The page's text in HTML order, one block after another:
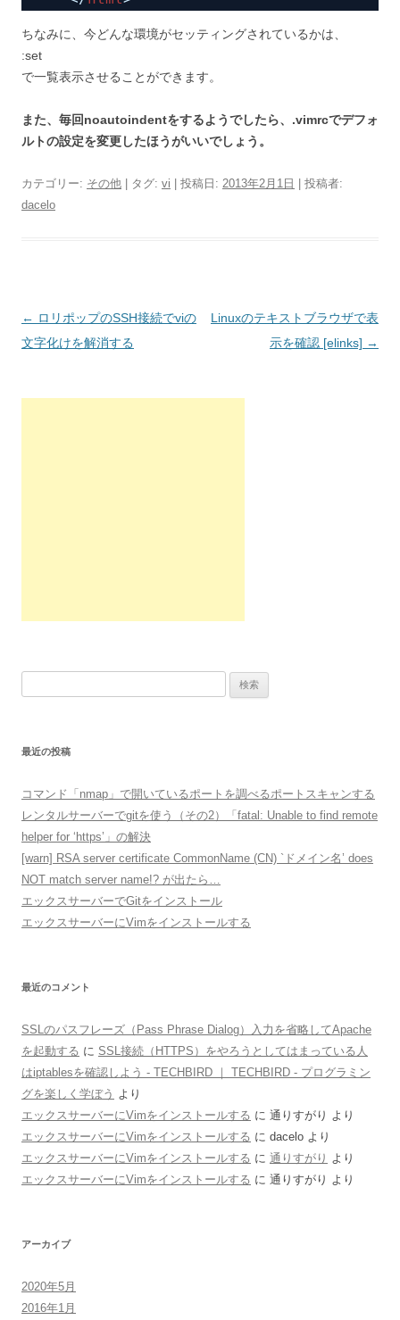
ちなみに、今どんな環境がセッティングされているかは、
:set
で一覧表示させることができます。
また、毎回noautoindentをするようでしたら、.vimrcでデフォ
ルトの設定を変更したほうがいいでしょう。
カテゴリー: その他 | タグ: vi | 投稿日: 2013年2月1日
投稿者:
dacelo
投
稿
← ロリポップのSSH接続でviの
文字化けを解消する
Linuxのテキストブラウザで表
示を確認 [elinks] →
最近の投稿
コマンド「nmap」で開いているポートを調べるポートスキャンする
レンタルサーバーでgitを使う（その2）「fatal: Unable to find remote
helper for ‘https’」の解決
[warn] RSA server certificate CommonName (CN) `ドメイン名’ does
NOT match server name!? が出たら…
エックスサーバーでGitをインストール
エックスサーバーにVimをインストールする
最近のコメント
SSLのパスフレーズ（Pass Phrase Dialog）入力を省略してApache
を起動する に SSL接続（HTTPS）をやろうとしてはまっている人
はiptablesを確認しよう - TECHBIRD ｜ TECHBIRD - プログラミン
グを楽しく学ぼう より
エックスサーバーにVimをインストールする に 通りすがり より
エックスサーバーにVimをインストールする に dacelo より
エックスサーバーにVimをインストールする に 通りすがり より
エックスサーバーにVimをインストールする に 通りすがり より
アーカイブ
2020年5月
2016年1月